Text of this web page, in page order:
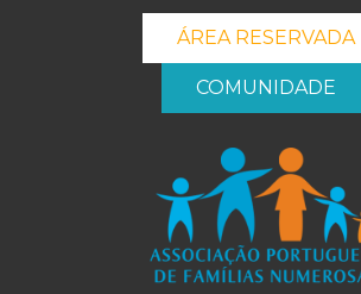
ÁREA RESERVADA
COMUNIDADE